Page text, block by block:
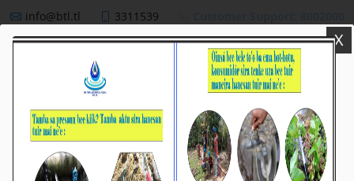
info@btl.tl 3311539
X